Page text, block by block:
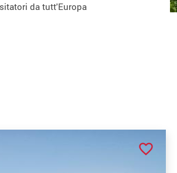
da tutt'Europa
favorite_border